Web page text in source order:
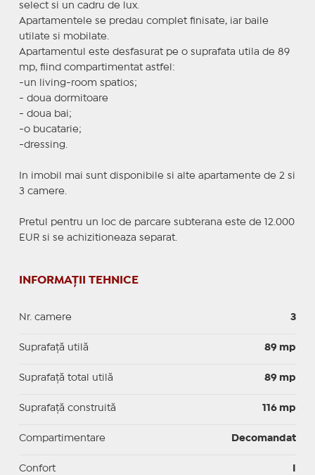
select si un cadru de lux.
Apartamentele se predau complet finisate, iar baile
utilate si mobilate.
Apartamentul este desfasurat pe o suprafata utila de 89
mp, fiind compartimentat astfel:
-un living-room spatios;
- doua dormitoare
- doua bai;
-o bucatarie;
-dressing.
In imobil mai sunt disponibile si alte apartamente de 2 si
3 camere.
Pretul pentru un loc de parcare subterana este de 12.000
EUR si se achizitioneaza separat.
INFORMAȚII TEHNICE
Nr. camere 3
Suprafaţă utilă 89 mp
Suprafaţă total utilă 89 mp
Suprafaţă construită 116 mp
Compartimentare Decomandat
Confort